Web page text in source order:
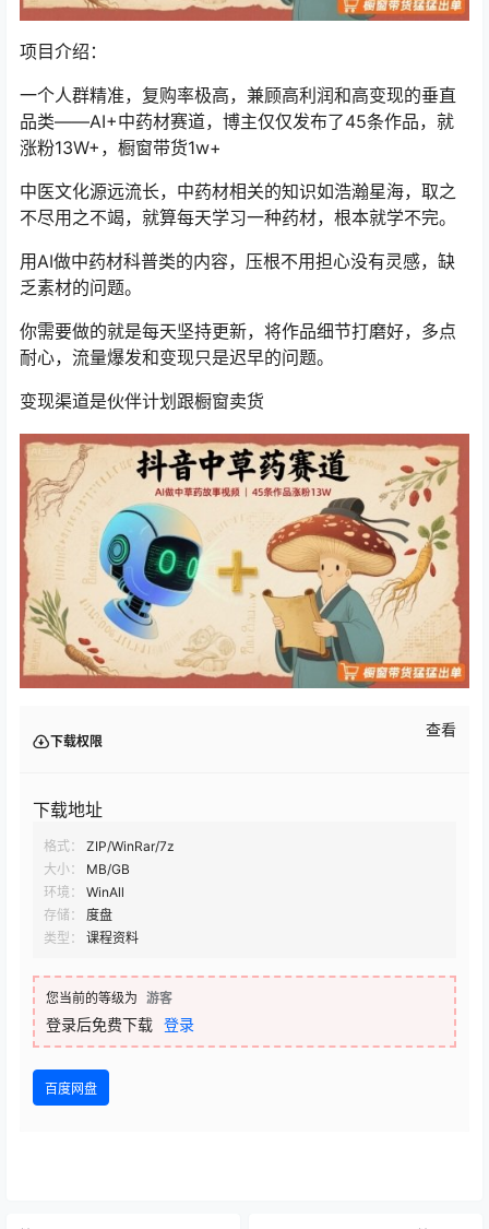
项目介绍：
一个人群精准，复购率极高，兼顾高利润和高变现的垂直
品类——AI+中药材赛道，博主仅仅发布了45条作品，就
涨粉13W+，橱窗带货1w+
中医文化源远流长，中药材相关的知识如浩瀚星海，取之
不尽用之不竭，就算每天学习一种药材，根本就学不完。
用AI做中药材科普类的内容，压根不用担心没有灵感，缺
乏素材的问题。
你需要做的就是每天坚持更新，将作品细节打磨好，多点
耐心，流量爆发和变现只是迟早的问题。
变现渠道是伙伴计划跟橱窗卖货
下载权限
查看
下载地址
格式：
ZIP/WinRar/7z
大小：
MB/GB
环境：
WinAll
存储：
度盘
类型：
课程资料
您当前的等级为 游客
登录后免费下载 登录
百度网盘